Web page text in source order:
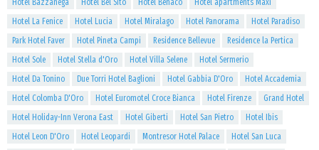
Hotel Bazzanega
Hotel Bel Sito Hotel Benaco
Hotel apartments Maxi
Hotel La Fenice
Hotel Lucia Hotel Miralago Hotel Panorama
Hotel Paradiso
Park Hotel Faver
Hotel Pineta Campi Residence Bellevue
Residence la Pertica
Hotel Sole
Hotel Stella d'Oro Hotel Villa Selene
Hotel Sermerio
Hotel Da Tonino
Due Torri Hotel Baglioni Hotel Gabbia D'Oro
Hotel Accademia
Hotel Colomba D'Oro
Hotel Euromotel Croce Bianca Hotel Firenze
Grand Hotel
Hotel Holiday-Inn Verona East
Hotel Giberti Hotel San Pietro
Hotel Ibis
Hotel Leon D'Oro
Hotel Leopardi Montresor Hotel Palace
Hotel San Luca